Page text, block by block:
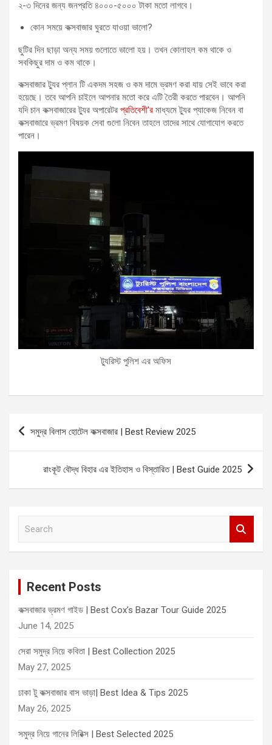
২-৩ দিনের জন্য জনপ্রতি ৪০০০-৫০০০ টাকা মতো লাগবে।
কোন সময়ে কক্সবাজার ঘুরতে যাওয়া ভালো?
ছুটির দিন ছাড়া অন্য সময় গুলোতে ভালো হয়। তখন কোলাহল কম থাকে ও
সবকিছুর দাম ও কম থাকে।
কক্সবাজার ট্যুর প্লান টি একদম সহজ ও কম দামে ভ্রমণ করা যায় সেই ভাবে করা
হয়েছে। তবে আপনি চাইলে আপনার মতো করে এটি তৈরী করতে পারবেন। আপনি
যদি চান কক্সবাজারের ট্যুর অপারেটর প্রতিবেশী’র মাধ্যমে ট্যুর প্যাকেজ নিবেন বা
কক্সবাজারে ভ্রমণ বিষয়ক সেবা গুলো নিবেন তাহলে তাদের সাথে যোগাযোগ করতে
পারেন।
ট্যুরিস্ট পুলিশ এর অফিস
Post
navigation
সমুদ্র বিলাস হোটেল কক্সবাজার | Best Review 2025
রাংকূট বৌদ্ধ বিহার এর ইতিহাস ও বিস্তারিত | Best Guide 2025
Recent Posts
কক্সবাজার ভ্রমণ গাইড | Best Cox’s Bazar Tour Guide 2025
June 14, 2025
সেরা সমুদ্র নিয়ে কবিতা | Best Collection 2025
May 27, 2025
ঢাকা টু কক্সবাজার বাস ভাড়া| Best Idea & Tips 2025
May 26, 2025
সমুদ্র নিয়ে গানের লিরিক্স | Best Selected 2025